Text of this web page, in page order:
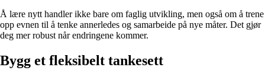
Å lære nytt handler ikke bare om faglig utvikling, men også om å trene
opp evnen til å tenke annerledes og samarbeide på nye måter. Det gjør
deg mer robust når endringene kommer.
Bygg et fleksibelt tankesett